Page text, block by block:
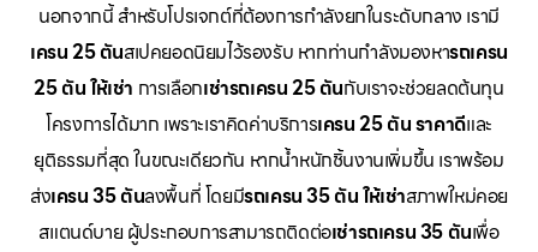
นอกจากนี้ สำหรับโปรเจกต์ที่ต้องการกำลังยกในระดับกลาง เรามี
เครน 25 ตันสเปคยอดนิยมไว้รองรับ หากท่านกำลังมองหารถเครน
25 ตัน ให้เช่า การเลือกเช่ารถเครน 25 ตันกับเราจะช่วยลดต้นทุน
โครงการได้มาก เพราะเราคิดค่าบริการเครน 25 ตัน ราคาดีและ
ยุติธรรมที่สุด ในขณะเดียวกัน หากน้ำหนักชิ้นงานเพิ่มขึ้น เราพร้อม
ส่งเครน 35 ตันลงพื้นที่ โดยมีรถเครน 35 ตัน ให้เช่าสภาพใหม่คอย
สแตนด์บาย ผู้ประกอบการสามารถติดต่อเช่ารถเครน 35 ตันเพื่อ